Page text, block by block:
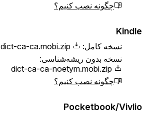
چگونه نصب کنیم؟
Kindle
نسخه کامل:
dict-ca-ca.mobi.zip
نسخه بدون ریشه‌شناسی:
dict-ca-ca-noetym.mobi.zip
چگونه نصب کنیم؟
Pocketbook/Vivlio